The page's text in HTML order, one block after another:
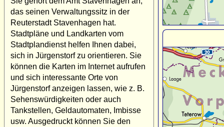
das seinen Verwaltungssitz in der
Reuterstadt Stavenhagen hat.
Stadtpläne und Landkarten vom
Stadtplandienst helfen Ihnen dabei,
sich in Jürgenstorf zu orientieren. Sie
können die Karten im Internet aufrufen
und sich interessante Orte von
Jürgenstorf anzeigen lassen, wie z. B.
Sehenswürdigkeiten oder auch
Tankstellen, Geldautomaten, Imbisse
usw. Ausgedruckt können Sie den